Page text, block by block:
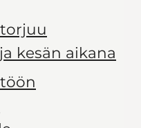
kesän aikana